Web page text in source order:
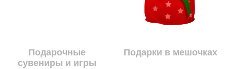
Подарочные
сувениры и игры
Подарки в мешочках